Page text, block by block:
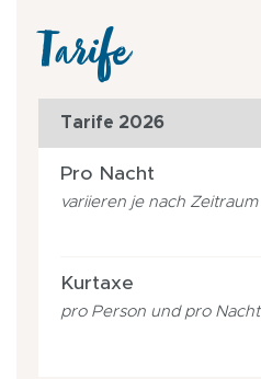
Tarife
Tarife 2026
Pro Nacht
variieren je nach Zeitraum
Kurtaxe
pro Person und pro Nacht